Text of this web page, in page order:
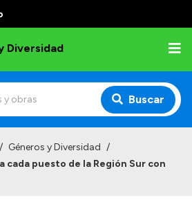
Diversidad
Buscar
/ Géneros y Diversidad /
cada puesto de la Región Sur con